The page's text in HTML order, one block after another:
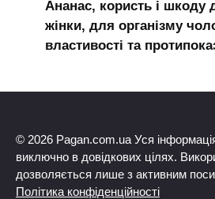
Ананас, користь і шкоду
жінки, для організму
властивості та
© 2026 Pagan.com.ua Уся
виключно в довідкових цілях.
дозволяється лише з активним
Політика конфіденційності